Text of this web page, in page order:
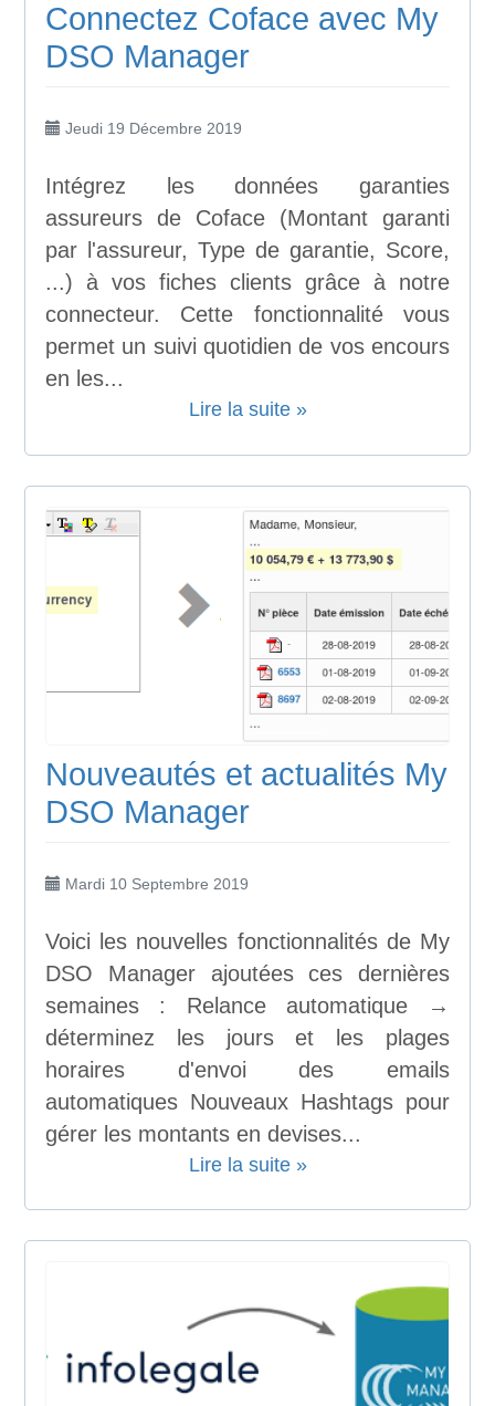
Connectez Coface avec My
DSO Manager
Jeudi 19 Décembre 2019
Intégrez les données garanties
assureurs de Coface (Montant garanti
par l'assureur, Type de garantie, Score,
...) à vos fiches clients grâce à notre
connecteur. Cette fonctionnalité vous
permet un suivi quotidien de vos encours
en les...
Lire la suite »
Nouveautés et actualités My
DSO Manager
Mardi 10 Septembre 2019
Voici les nouvelles fonctionnalités de My
DSO Manager ajoutées ces dernières
semaines : Relance automatique →
déterminez les jours et les plages
horaires d'envoi des emails
automatiques Nouveaux Hashtags pour
gérer les montants en devises...
Lire la suite »